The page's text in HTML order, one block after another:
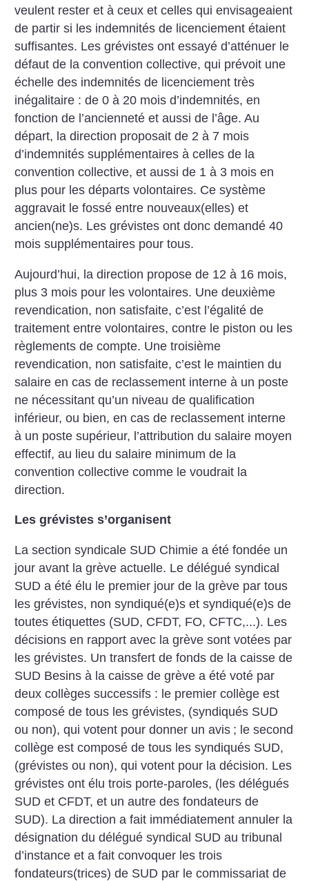
veulent rester et à ceux et celles qui envisageaient
de partir si les indemnités de licenciement étaient
suffisantes. Les grévistes ont essayé d’atténuer le
défaut de la convention collective, qui prévoit une
échelle des indemnités de licenciement très
inégalitaire : de 0 à 20 mois d’indemnités, en
fonction de l’ancienneté et aussi de l’âge. Au
départ, la direction proposait de 2 à 7 mois
d’indemnités supplémentaires à celles de la
convention collective, et aussi de 1 à 3 mois en
plus pour les départs volontaires. Ce système
aggravait le fossé entre nouveaux(elles) et
ancien(ne)s. Les grévistes ont donc demandé 40
mois supplémentaires pour tous.
Aujourd’hui, la direction propose de 12 à 16 mois,
plus 3 mois pour les volontaires. Une deuxième
revendication, non satisfaite, c’est l’égalité de
traitement entre volontaires, contre le piston ou les
règlements de compte. Une troisième
revendication, non satisfaite, c’est le maintien du
salaire en cas de reclassement interne à un poste
ne nécessitant qu’un niveau de qualification
inférieur, ou bien, en cas de reclassement interne
à un poste supérieur, l’attribution du salaire moyen
effectif, au lieu du salaire minimum de la
convention collective comme le voudrait la
direction.
Les grévistes s’organisent
La section syndicale SUD Chimie a été fondée un
jour avant la grève actuelle. Le délégué syndical
SUD a été élu le premier jour de la grève par tous
les grévistes, non syndiqué(e)s et syndiqué(e)s de
toutes étiquettes (SUD, CFDT, FO, CFTC,...). Les
décisions en rapport avec la grève sont votées par
les grévistes. Un transfert de fonds de la caisse de
SUD Besins à la caisse de grève a été voté par
deux collèges successifs : le premier collège est
composé de tous les grévistes, (syndiqués SUD
ou non), qui votent pour donner un avis ; le second
collège est composé de tous les syndiqués SUD,
(grévistes ou non), qui votent pour la décision. Les
grévistes ont élu trois porte-paroles, (les délégués
SUD et CFDT, et un autre des fondateurs de
SUD). La direction a fait immédiatement annuler la
désignation du délégué syndical SUD au tribunal
d’instance et a fait convoquer les trois
fondateurs(trices) de SUD par le commissariat de